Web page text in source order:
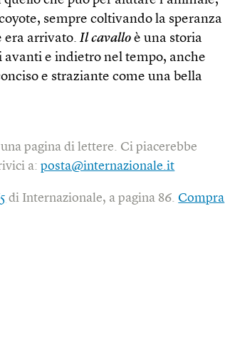
sempre coltivando la speranza
era arrivato.Il cavallo è una storia
avanti e indietro nel tempo, anche
e straziante come una bella
pagina di lettere. Ci piacerebbe
a:posta@internazionale.it
di Internazionale, a pagina 86.Compra